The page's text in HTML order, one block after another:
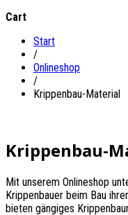
Cart
Start
/
Onlineshop
/
Krippenbau-Material
Krippenbau-
Mit unserem Onlineshop
Krippenbauer beim Bau
bieten gängiges